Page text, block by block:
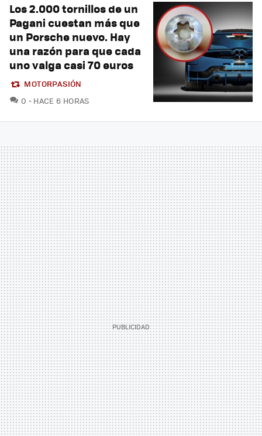
Los 2.000 tornillos de un
Pagani cuestan más que
un Porsche nuevo. Hay
una razón para que cada
uno valga casi 70 euros
MOTORPASIÓN
0 COMENTARIOS
HACE 6 HORAS